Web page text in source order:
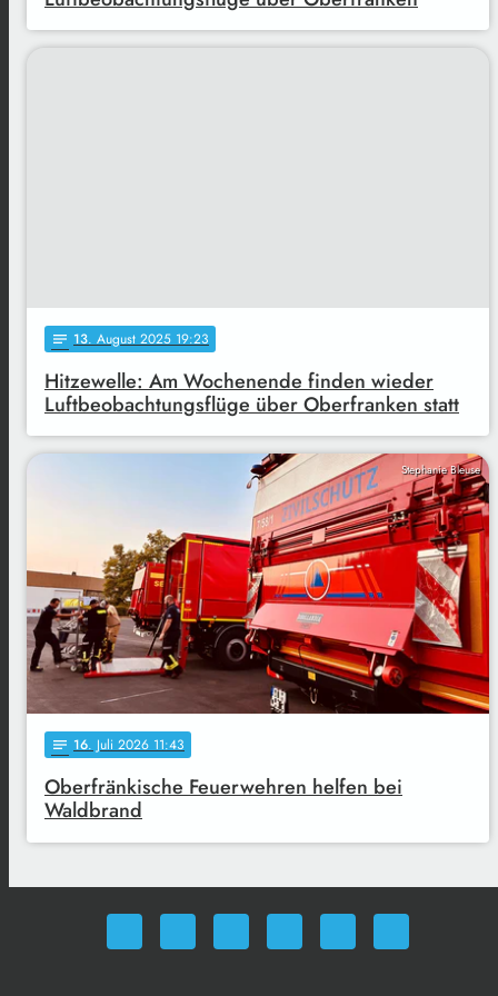
notes 13. August 2025 19:23
Hitzewelle: Am Wochenende finden wieder
Luftbeobachtungsflüge über Oberfranken statt
Stephanie Bleuse
notes 16. Juli 2026 11:43
Oberfränkische Feuerwehren helfen bei
Waldbrand